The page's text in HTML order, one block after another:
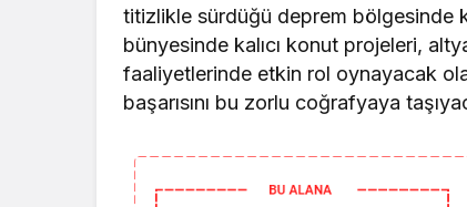
titizlikle sürdüğü deprem bölgesinde
bünyesinde kalıcı konut projeleri,
faaliyetlerinde etkin rol oynayacak
başarısını bu zorlu coğrafyaya